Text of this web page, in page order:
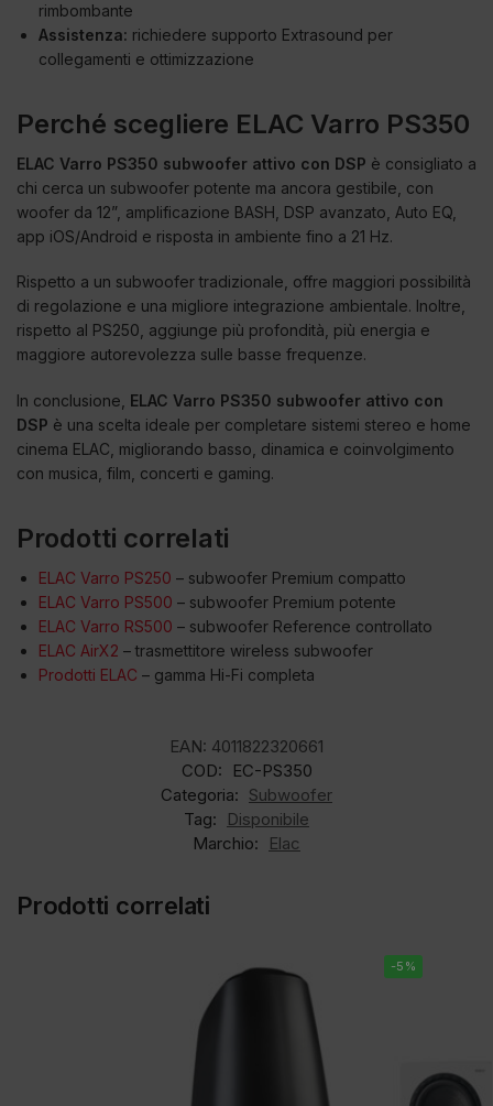
rimbombante
Assistenza: richiedere supporto Extrasound per
collegamenti e ottimizzazione
Perché scegliere ELAC Varro PS350
ELAC Varro PS350 subwoofer attivo con DSP è consigliato a
chi cerca un subwoofer potente ma ancora gestibile, con
woofer da 12”, amplificazione BASH, DSP avanzato, Auto EQ,
app iOS/Android e risposta in ambiente fino a 21 Hz.
Rispetto a un subwoofer tradizionale, offre maggiori possibilità
di regolazione e una migliore integrazione ambientale. Inoltre,
rispetto al PS250, aggiunge più profondità, più energia e
maggiore autorevolezza sulle basse frequenze.
In conclusione, ELAC Varro PS350 subwoofer attivo con
DSP è una scelta ideale per completare sistemi stereo e home
cinema ELAC, migliorando basso, dinamica e coinvolgimento
con musica, film, concerti e gaming.
Prodotti correlati
ELAC Varro PS250 – subwoofer Premium compatto
ELAC Varro PS500 – subwoofer Premium potente
ELAC Varro RS500 – subwoofer Reference controllato
ELAC AirX2 – trasmettitore wireless subwoofer
Prodotti ELAC – gamma Hi-Fi completa
EAN: 4011822320661
COD:
EC-PS350
Categoria: Subwoofer
Tag:
Disponibile
Marchio:
Elac
Prodotti correlati
-5%